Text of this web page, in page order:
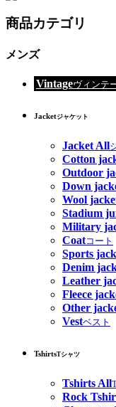
商品カテゴリ
メンズ
Vintageヴィンテ
Jacketジャケット
Jacket All
Cotton
Outdoor
Down
Wool
Stadium
Military
Coatコート
Sports
Denim
Leather
Fleece
Other
Vestベスト
TshirtsTシャツ
Tshirts All
Rock